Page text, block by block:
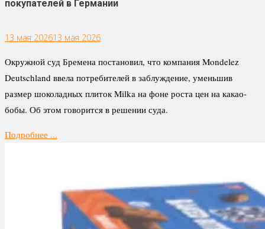
покупателей в Германии
13 мая 202613 мая 2026
Окружной суд Бремена постановил, что компания Mondelez
Deutschland ввела потребителей в заблуждение, уменьшив
размер шоколадных плиток Milka на фоне роста цен на какао-
бобы. Об этом говорится в решении суда.
Подробнее ...